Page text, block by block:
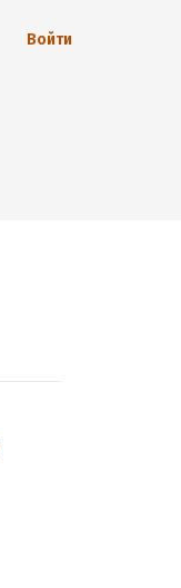
Войти